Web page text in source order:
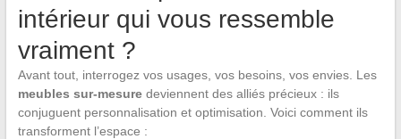
intérieur qui vous ressemble
vraiment ?
Avant tout, interrogez vos usages, vos besoins, vos envies. Les
meubles sur-mesuredeviennent des alliés précieux : ils
conjuguent personnalisation et optimisation. Voici comment ils
transforment l’espace :